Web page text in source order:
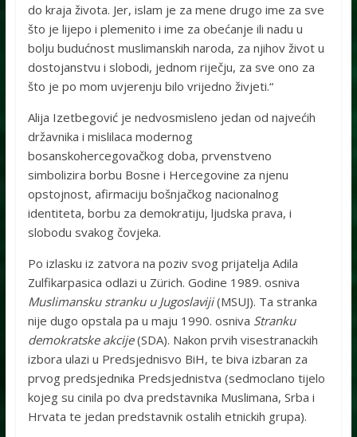
do kraja života. Jer, islam je za mene drugo ime za sve
što je lijepo i plemenito i ime za obećanje ili nadu u
bolju budućnost muslimanskih naroda, za njihov život u
dostojanstvu i slobodi, jednom riječju, za sve ono za
što je po mom uvjerenju bilo vrijedno živjeti.“
Alija Izetbegović je nedvosmisleno jedan od najvećih
državnika i mislilaca modernog
bosanskohercegovačkog doba, prvenstveno
simbolizira borbu Bosne i Hercegovine za njenu
opstojnost, afirmaciju bošnjačkog nacionalnog
identiteta, borbu za demokratiju, ljudska prava, i
slobodu svakog čovjeka.
Po izlasku iz zatvora na poziv svog prijatelja Adila
Zulfikarpasica odlazi u Zürich. Godine 1989. osniva
Muslimansku stranku u Jugoslaviji(MSUJ). Ta stranka
nije dugo opstala pa u maju 1990. osniva Stranku
demokratske akcije(SDA). Nakon prvih visestranackih
izbora ulazi u Predsjednisvo BiH, te biva izbaran za
prvog predsjednika Predsjednistva (sedmoclano tijelo
kojeg su cinila po dva predstavnika Muslimana, Srba i
Hrvata te jedan predstavnik ostalih etnickih grupa).